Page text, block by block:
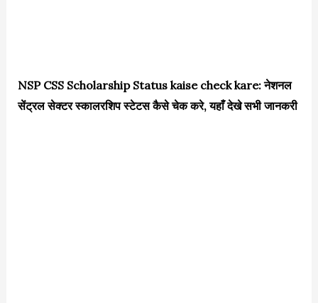
NSP CSS Scholarship Status kaise check kare: नेशनल
सेंट्रल सेक्टर स्कालरशिप स्टेटस कैसे चेक करे, यहाँ देखे सभी जानकरी